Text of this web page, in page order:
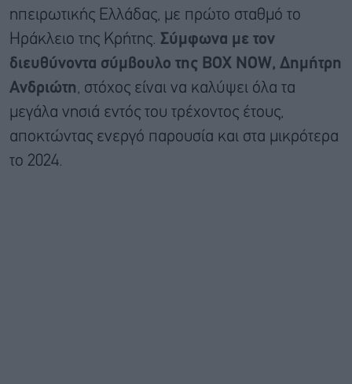
ηπειρωτικής Ελλάδας, με πρώτο σταθμό το
Ηράκλειο της Κρήτης. Σύμφωνα με τον
διευθύνοντα σύμβουλο της BOX NOW, Δημήτρη
Ανδριώτη
, στόχος είναι να καλύψει όλα τα
μεγάλα νησιά εντός του τρέχοντος έτους,
αποκτώντας ενεργό παρουσία και στα μικρότερα
το 2024.